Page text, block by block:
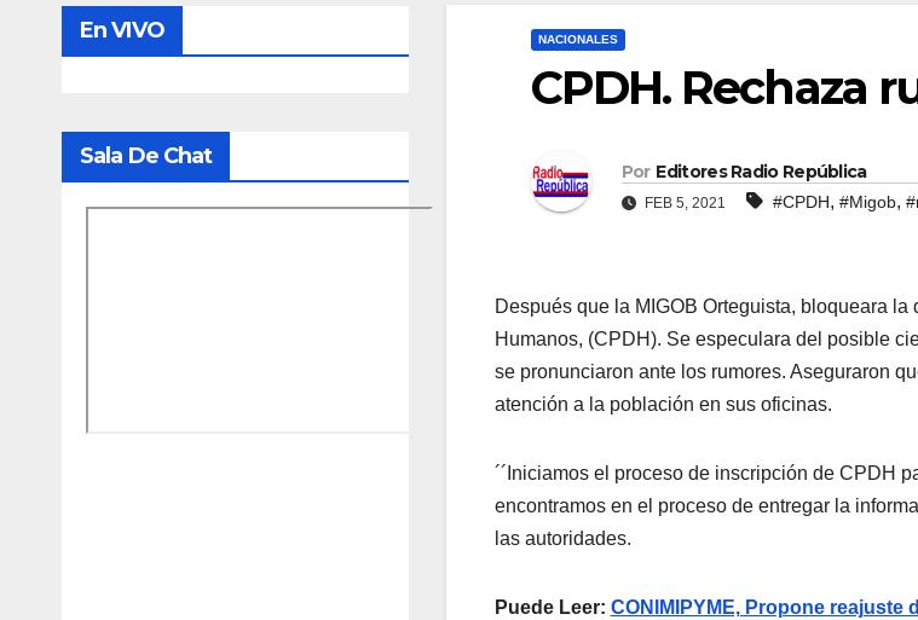
En VIVO
Sala De Chat
NACIONALES
CPDH. Rechaza
Por Editores Radio República
FEB 5, 2021 #CPDH, #Migob,
Después que la MIGOB Orteguista, bloqueara
Humanos, (CPDH). Se especulara del posible
se pronunciaron ante los rumores. Aseguraron
atención a la población en sus oficinas.
´´Iniciamos el proceso de inscripción de CPDH
encontramos en el proceso de entregar la
las autoridades.
Puede Leer: CONIMIPYME, Propone reajuste